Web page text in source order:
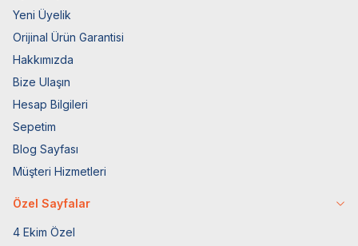
Yeni Üyelik
Orijinal Ürün Garantisi
Hakkımızda
Bize Ulaşın
Hesap Bilgileri
Sepetim
Blog Sayfası
Müşteri Hizmetleri
Özel Sayfalar
4 Ekim Özel